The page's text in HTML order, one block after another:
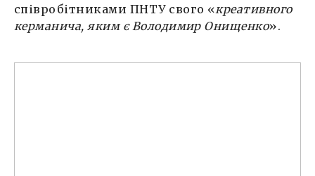
співробітниками ПНТУ свого «креативного
керманича, яким є Володимир Онищенко».